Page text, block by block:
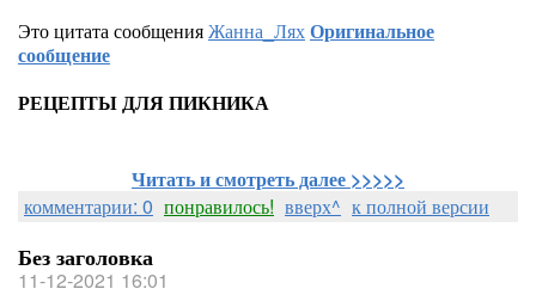
Это цитата сообщенияЖанна_ЛяхОригинальное
сообщение
РЕЦЕПТЫ ДЛЯ ПИКНИКА
Читать и смотреть далее >>>>>
комментарии: 0 понравилось! вверх^ к полной версии
Без заголовка
11-12-2021 16:01